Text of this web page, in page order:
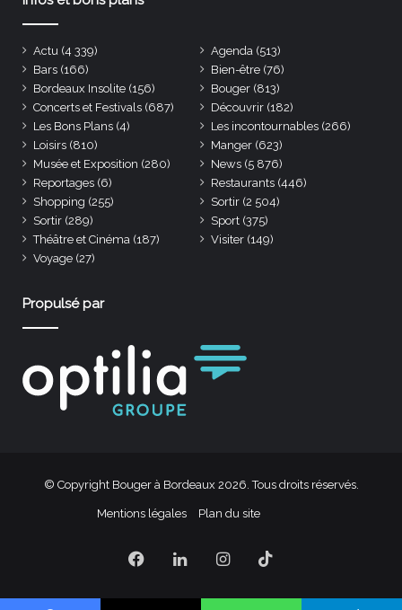
Actu (4 339) Agenda (513)
Bars (166) Bien-être (76)
Bordeaux Insolite (156) Bouger (813)
Concerts et Festivals (687) Découvrir (182)
Les Bons Plans (4) Les incontournables (266)
Loisirs (810) Manger (623)
Musée et Exposition (280) News (5 876)
Reportages (6) Restaurants (446)
Shopping (255) Sortir (2 504)
Sortir (289) Sport (375)
Théâtre et Cinéma (187) Visiter (149)
Voyage (27)
Propulsé par
© Copyright Bouger à Bordeaux 2026. Tous droits réservés.
Mentions légales Plan du site
Facebook
LinkedinInstagram